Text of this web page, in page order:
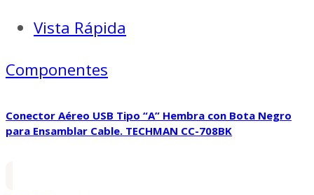
Vista Rápida
Componentes
Conector Aéreo USB Tipo “A” Hembra con Bota Negro
para Ensamblar Cable. TECHMAN CC-708BK